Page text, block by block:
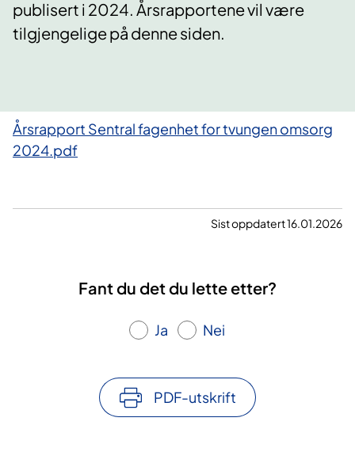
publisert i 2024. Årsrapportene vil være
tilgjengelige på denne siden.
Årsrapport Sentral fagenhet for tvungen omsorg
2024.pdf
Sist oppdatert 16.01.2026
Fant du det du lette etter?
Ja Nei
PDF-utskrift